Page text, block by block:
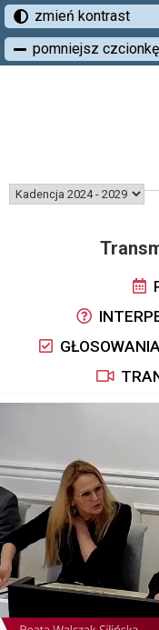
zmień kontrast
pomniejsz czcionkę